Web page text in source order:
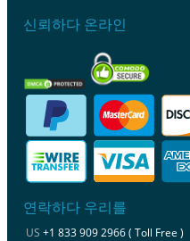
신뢰하다 온라인
연락하다 우리를
US +1 833 909 2966 ( Toll Free )